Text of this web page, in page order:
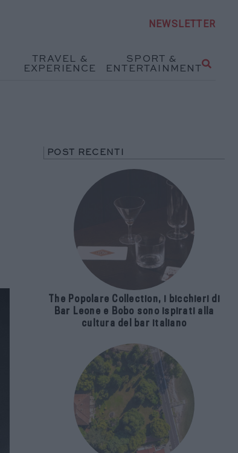
NEWSLETTER
TRAVEL &
EXPERIENCE
SPORT &
ENTERTAINMENT
POST RECENTI
The Popolare Collection, i bicchieri di
Bar Leone e Bobo sono ispirati alla
cultura del bar italiano